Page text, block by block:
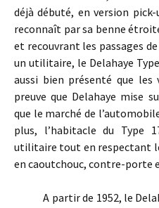
déjà débuté, en version
reconnaît par sa benne
et recouvrant les passages
un utilitaire, le Delahaye
aussi bien présenté que
preuve que Delahaye mise
que le marché de
plus, l’habitacle du Type
utilitaire tout en respectant
en caoutchouc, contre-
A partir de 1952, le